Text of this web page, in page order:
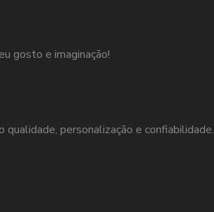
gosto e imaginação!
personalização e confiabilidade.